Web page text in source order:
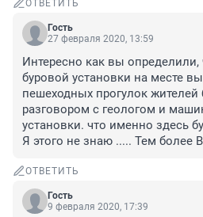
ОТВЕТИТЬ
Гость
27 февраля 2020, 13:59
Интересно как вы
буровой установки на месте
пешеходных прогулок
разговором с геологом и
установки. что именно здесь
Я этого не знаю ..... Тем более
ОТВЕТИТЬ
Гость
9 февраля 2020, 17:39